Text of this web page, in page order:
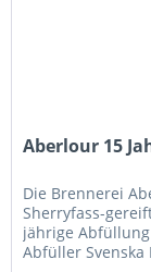
Aberlour 15
Die Brennerei
Sherryfass-
jährige
Abfüller Svenska